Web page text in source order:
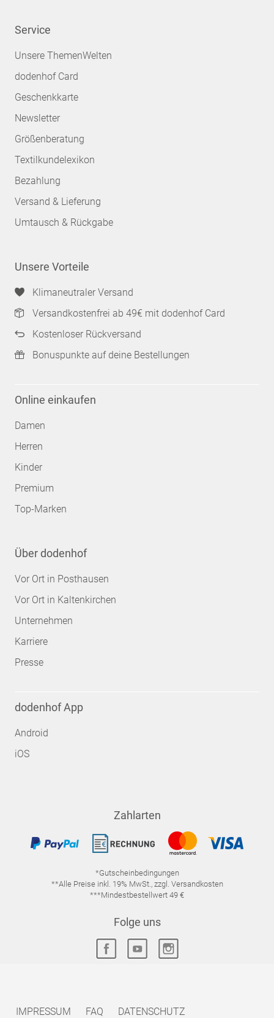
Service
Unsere ThemenWelten
dodenhof Card
Geschenkkarte
Newsletter
Größenberatung
Textilkundelexikon
Bezahlung
Versand & Lieferung
Umtausch & Rückgabe
Unsere Vorteile
Klimaneutraler Versand
Versandkostenfrei ab 49€ mit dodenhof Card
Kostenloser Rückversand
Bonuspunkte auf deine Bestellungen
Online einkaufen
Damen
Herren
Kinder
Premium
Top-Marken
Über dodenhof
Vor Ort in Posthausen
Vor Ort in Kaltenkirchen
Unternehmen
Karriere
Presse
dodenhof App
Android
iOS
Zahlarten
*Gutscheinbedingungen
**Alle Preise inkl. 19% MwSt., zzgl. Versandkosten
***Mindestbestellwert 49 €
Folge uns
IMPRESSUM FAQ DATENSCHUTZ